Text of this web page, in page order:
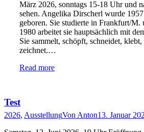
März 2026, sonntags 15-18 Uhr und
sehen. Angelika Dirscherl wurde
geboren. Sie studierte in Frankfurt/M.
1980 arbeitet sie hauptsächlich mit
Sie sammelt, schöpft, schneidet,
zeichnet.…
Read more
Test
2026, AusstellungVonAnton13. Januar